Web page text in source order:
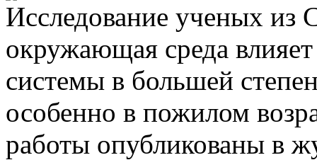
Исследование ученых из
окружающая среда
системы в большей
особенно в пожилом
работы опубликованы в